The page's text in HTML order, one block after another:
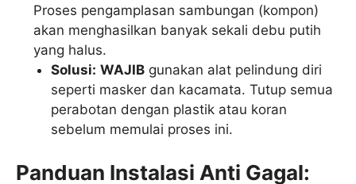
Proses pengamplasan sambungan (kompon)
akan menghasilkan banyak sekali debu putih
yang halus.
Solusi: WAJIB gunakan alat pelindung diri
seperti masker dan kacamata. Tutup semua
perabotan dengan plastik atau koran
sebelum memulai proses ini.
Panduan Instalasi Anti Gagal: